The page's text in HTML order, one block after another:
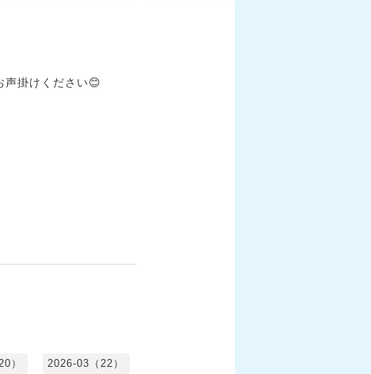
声掛けください😊
） 2026-03（22）